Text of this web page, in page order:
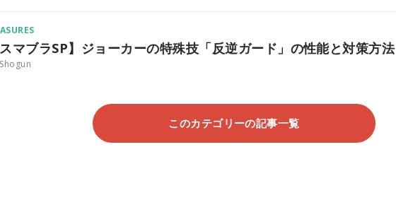
スマブラSP】ジョーカーの特殊技「反逆ガード」の性能と対策方法
このカテゴリーの記事一覧